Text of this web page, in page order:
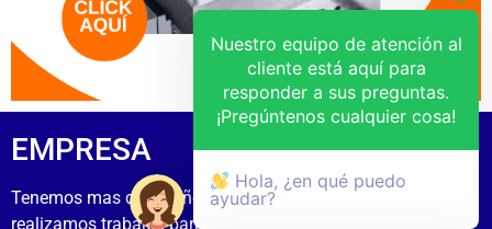
EMPRESA
Tenemos mas de 15 años de experiecia
realizamos trabajos para las mas grandes empresas
Nuestro equipo de atención al
cliente está aquí para
responder a sus preguntas.
¡Pregúntenos cualquier cosa!
Hola, ¿en qué puedo
ayudar?